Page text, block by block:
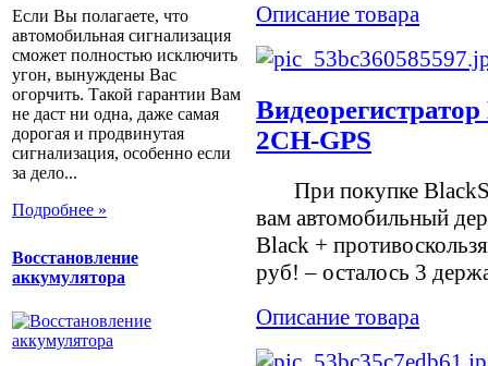
Если Вы полагаете, что
автомобильная сигнализация
сможет полностью исключить
угон, вынуждены Вас
огорчить. Такой гарантии Вам
не даст ни одна, даже самая
дорогая и продвинутая
сигнализация, особенно если
за дело...
Подробнее »
Восстановление
аккумулятора
Описание товара
2CH-GPS
При покупке
вам автомобильный
Black +
руб! – осталось 3
Описание товара